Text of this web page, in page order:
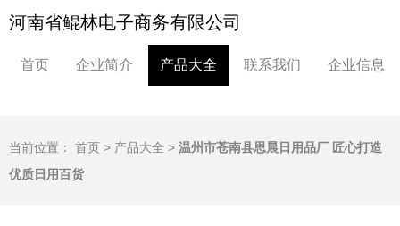
河南省鲲林电子商务有限公司
首页 企业简介 产品大全 联系我们 企业信息
当前位置： 首页 > 产品大全 > 温州市苍南县思晨日用品厂 匠心打造
优质日用百货